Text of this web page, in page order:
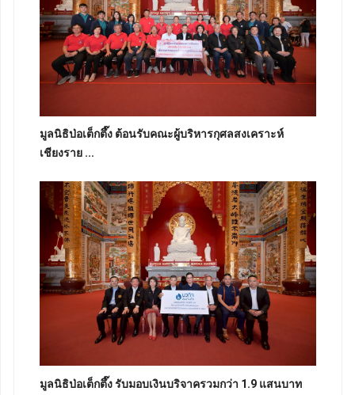
มูลนิธิป่อเต็กตึ๊ง ต้อนรับคณะผู้บริหารกุศลสงเคราะห์
เชียงราย ...
มูลนิธิป่อเต็กตึ๊ง รับมอบเงินบริจาครวมกว่า 1.9 แสนบาท